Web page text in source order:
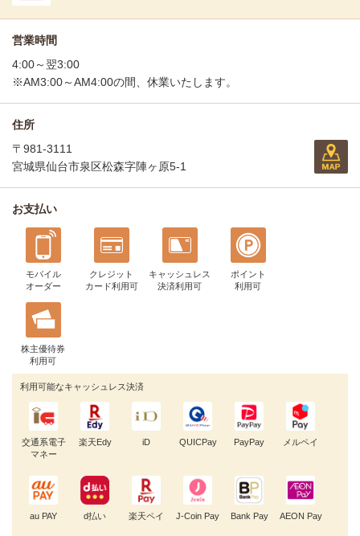
営業時間
4:00～翌3:00
※AM3:00～AM4:00の間、休業いたします。
住所
〒981-3111
宮城県仙台市泉区松森字陣ヶ原5-1
お支払い
モバイル
オーダー
クレジット
カード利用可
キャッシュレス
決済利用可
ポイント
利用可
株主優待券
利用可
利用可能なキャッシュレス決済
交通系電子
マネー
楽天Edy iD QUICPay PayPay メルペイ
au PAY d払い 楽天ペイ J-Coin Pay Bank Pay AEON Pay